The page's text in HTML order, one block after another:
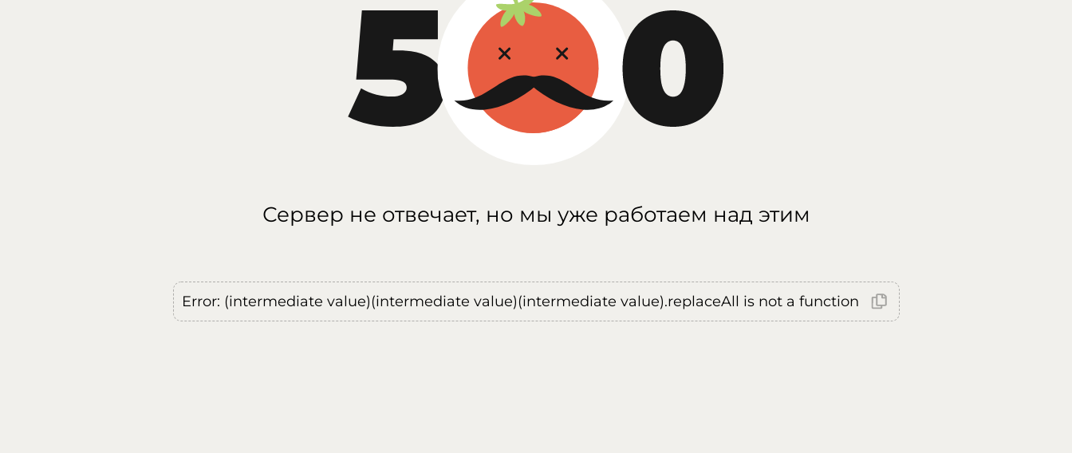
Сервер не отвечает, но мы уже работаем над этим
Error: (intermediate value)(intermediate value)(intermediate value).replaceAll is not a function